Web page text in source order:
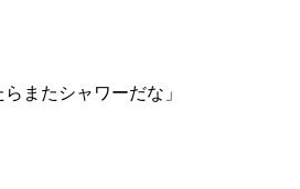
またシャワーだな」